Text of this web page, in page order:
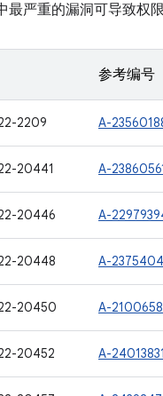
最严重的漏洞可导致权
参考编号
2209 A-
20441 A-
20446 A-
20448 A-
20450 A-
20452 A-